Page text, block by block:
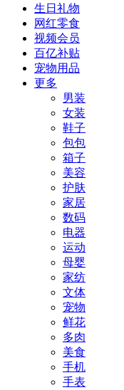
生日礼物
网红零食
视频会员
百亿补贴
宠物用品
更多
男装
女装
鞋子
包包
箱子
美容
护肤
家居
数码
电器
运动
母婴
家纺
文体
宠物
鲜花
多肉
美食
手机
手表